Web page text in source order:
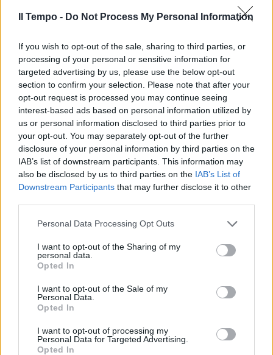
Il Tempo - Do Not Process My Personal Information
If you wish to opt-out of the sale, sharing to third parties, or
processing of your personal or sensitive information for
targeted advertising by us, please use the below opt-out
section to confirm your selection. Please note that after your
opt-out request is processed you may continue seeing
interest-based ads based on personal information utilized by
us or personal information disclosed to third parties prior to
your opt-out. You may separately opt-out of the further
disclosure of your personal information by third parties on the
IAB’s list of downstream participants. This information may
also be disclosed by us to third parties on the IAB’s List of
Downstream Participants that may further disclose it to other
Personal Data Processing Opt Outs
I want to opt-out of the Sharing of my
personal data.
Opted In
I want to opt-out of the Sale of my
Personal Data.
Opted In
I want to opt-out of processing my
Personal Data for Targeted Advertising.
Opted In
In evidenza